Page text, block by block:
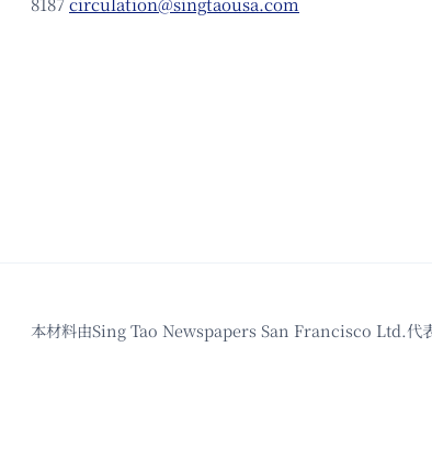
本材料由Sing Tao Newspapers San Francisco Ltd.代表